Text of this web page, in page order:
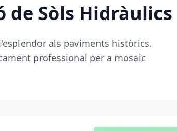
de Sòls Hidràulics
als paviments històrics.
professional per a mosaic